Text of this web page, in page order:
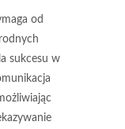
od
sukcesu w